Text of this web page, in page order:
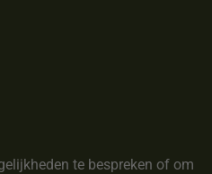
te bespreken of om